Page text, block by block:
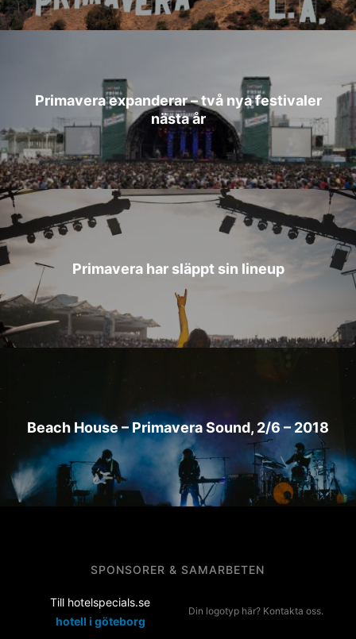
Primavera expanderar – två nya festivaler
nästa år
Primavera har släppt sin lineup
Beach House – Primavera Sound, 2/6 – 2018
SPONSORER & SAMARBETEN
Till hotelspecials.se
hotell i göteborg
Din logotyp här? Kontakta oss.